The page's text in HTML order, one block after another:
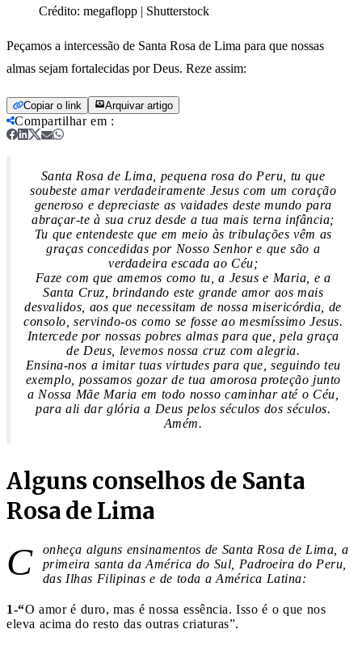
Crédito: megaflopp | Shutterstock
Peçamos a intercessão de Santa Rosa de Lima para que nossas
almas sejam fortalecidas por Deus. Reze assim:
Copiar o link Arquivar artigo
Compartilhar em :
Santa Rosa de Lima, pequena rosa do Peru, tu que
soubeste amar verdadeiramente Jesus com um coração
generoso e depreciaste as vaidades deste mundo para
abraçar-te à sua cruz desde a tua mais terna infância;
Tu que entendeste que em meio às tribulações vêm as
graças concedidas por Nosso Senhor e que são a
verdadeira escada ao Céu;
Faze com que amemos como tu, a Jesus e Maria, e a
Santa Cruz, brindando este grande amor aos mais
desvalidos, aos que necessitam de nossa misericórdia, de
consolo, servindo-os como se fosse ao mesmíssimo Jesus.
Intercede por nossas pobres almas para que, pela graça
de Deus, levemos nossa cruz com alegria.
Ensina-nos a imitar tuas virtudes para que, seguindo teu
exemplo, possamos gozar de tua amorosa proteção junto
a Nossa Mãe Maria em todo nosso caminhar até o Céu,
para ali dar glória a Deus pelos séculos dos séculos.
Amém.
Alguns conselhos de Santa
Rosa de Lima
C
onheça alguns ensinamentos de Santa Rosa de Lima, a
primeira santa da América do Sul, Padroeira do Peru,
das Ilhas Filipinas e de toda a América Latina:
1-“O amor é duro, mas é nossa essência. Isso é o que nos
eleva acima do resto das outras criaturas”.